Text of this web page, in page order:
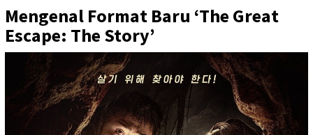
Mengenal Format Baru ‘The Great
Escape: The Story’